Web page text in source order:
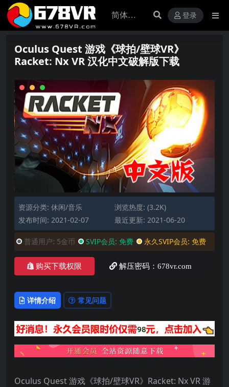
登录
Oculus Quest 游戏《球拍/壁球VR》
Racket: Nx VR 汉化中文破解版下载
资源分类: 休闲/音乐
浏览热度: (3.2K)
发布时间: 2021-02-07
最近更新: 2021-06-20
普通用户: 5金币 SVIP会员: 免费 永久SVIP会员: 免费
购买下载权限 解压密码：678vr.com
详情介绍 常见问题
Oculus Quest 游戏《球拍/壁球VR》Racket: Nx VR 游